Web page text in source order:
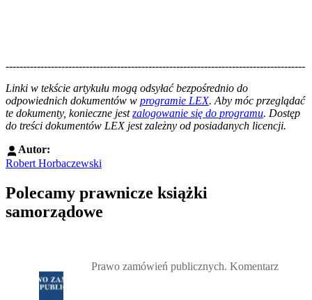
--------------------------------------------------------------------------------------
Linki w tekście artykułu mogą odsyłać bezpośrednio do
odpowiednich dokumentów w programie LEX. Aby móc przeglądać
te dokumenty, konieczne jestzalogowanie się do programu. Dostęp
do treści dokumentów LEX jest zależny od posiadanych licencji.
Autor:
Robert Horbaczewski
Polecamy prawnicze książki
samorządowe
Prawo zamówień publicznych. Komentarz